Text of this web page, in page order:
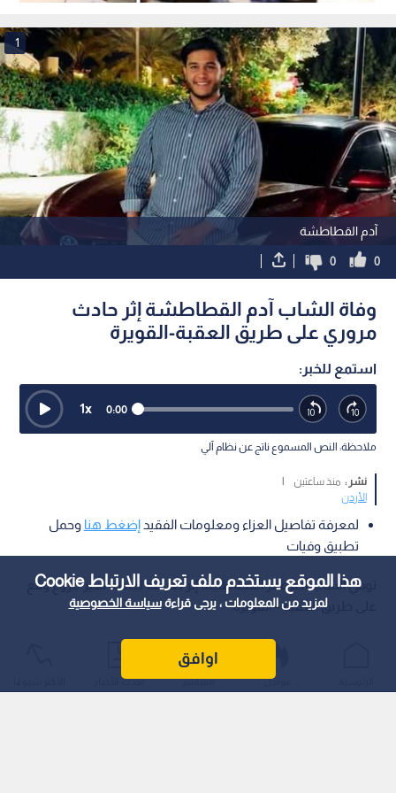
هذا الموقع يستخدم ملف تعريف الارتباط Cookie
لمزيد من المعلومات ، يرجى قراءةسياسة الخصوصية
اوافق
والمشاركة الانتخابية
آدم القطاطشة
1
0
0
وفاة الشاب آدم القطاطشة إثر حادث
مروري على طريق العقبة-القويرة
استمع للخبر:
0:00
1x
ملاحظة: النص المسموع ناتج عن نظام آلي
نشر : منذ ساعتين
الأردن
لمعرفة تفاصيل العزاء ومعلومات الفقيدإضغط هنا وحمل
تطبيق وفيات
توفي الشاب آدم عمر القطاطشة إثر تعرضه لحادث سير مروع وقع
على طريق العقبة – القويرة.
عواجل المباشر أحدث الأخبار